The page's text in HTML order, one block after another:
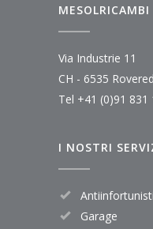
Via Industrie 11
CH - 6535
Tel +41 (0)91 831
I NOSTRI
Garage